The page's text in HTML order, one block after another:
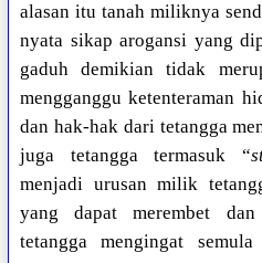
alasan itu tanah miliknya
nyata sikap arogansi yang
gaduh demikian tidak
mengganggu ketenteraman
dan hak-hak dari tetangga
juga tetangga termasuk “
menjadi urusan milik
yang dapat merembet
tetangga mengingat